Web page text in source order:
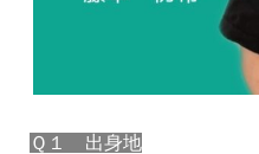
Ｑ１ 出身地